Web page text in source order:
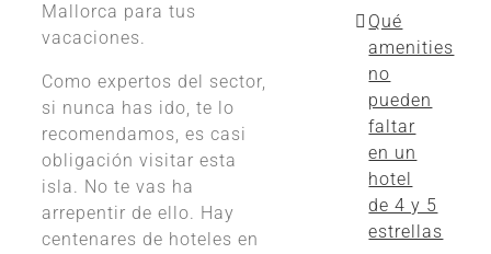
Mallorca para tus
vacaciones.
Como expertos del sector,
si nunca has ido, te lo
recomendamos, es casi
obligación visitar esta
isla. No te vas ha
arrepentir de ello. Hay
centenares de hoteles en
Qué
amenities
no
pueden
faltar
en un
hotel
de 4 y 5
estrellas